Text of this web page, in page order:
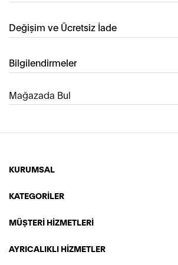
Değişim ve Ücretsiz İade
Bilgilendirmeler
Mağazada Bul
KURUMSAL
KATEGORİLER
MÜŞTERİ HİZMETLERİ
AYRICALIKLI HİZMETLER